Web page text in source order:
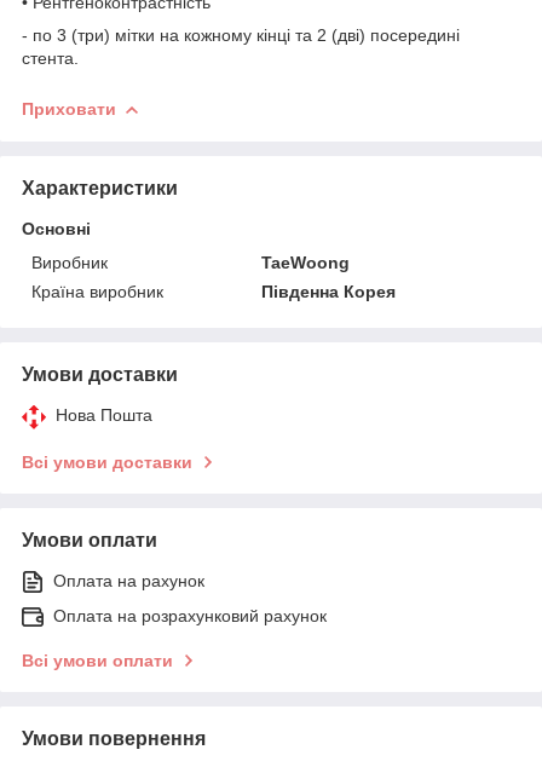
- по 3 (три) мітки на кожному кінці та 2 (дві) посередині
стента.
Приховати
Характеристики
Основні
Виробник
TaeWoong
Країна виробник
Південна Корея
Умови доставки
Нова Пошта
Всі умови доставки
Умови оплати
Оплата на рахунок
Оплата на розрахунковий рахунок
Всі умови оплати
Умови повернення